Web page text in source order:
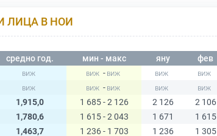
ЛИЦА В НОИ
средно год. мин - макс яну фев
-
-
1,915,0 1 685 - 2 126 2 126 2 106
1,780,6 1 615 - 2 043 1 671 1 615
1,463,7 1 236 - 1 703 1 236 1 305